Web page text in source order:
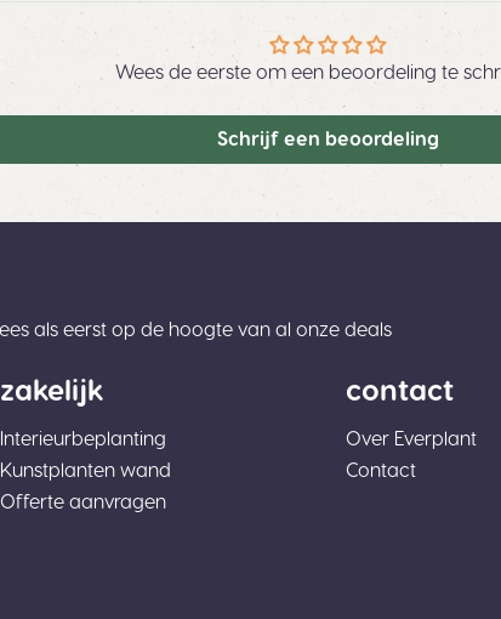
Wees de eerste om een beoordeling te
Schrijf een beoordeling
als eerst op de hoogte van al onze deals
zakelijk
Interieurbeplanting
Kunstplanten wand
Offerte aanvragen
contact
Over Everplant
Contact